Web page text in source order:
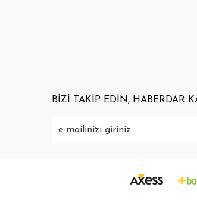
BİZİ TAKİP EDİN, HABERDAR